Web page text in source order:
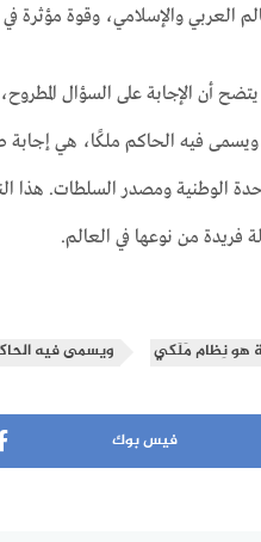
العربي والإسلامي، وقوة مؤثرة
أن الإجابة على السؤال
فيه الحاكم ملكًا، هي إجابة
الوطنية ومصدر السلطات. هذا
فريدة من نوعها في العالم.
هو نِظام مَلَكي ويسمى فيه
فيس بوك